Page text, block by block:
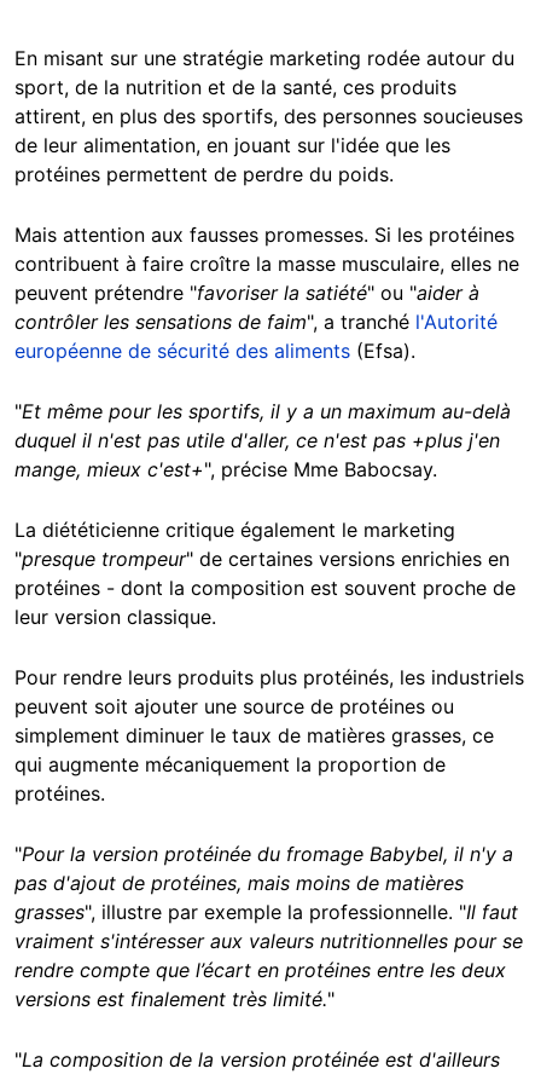
En misant sur une stratégie marketing rodée autour du
sport, de la nutrition et de la santé, ces produits
attirent, en plus des sportifs, des personnes soucieuses
de leur alimentation, en jouant sur l'idée que les
protéines permettent de perdre du poids.
Mais attention aux fausses promesses. Si les protéines
contribuent à faire croître la masse musculaire, elles ne
peuvent prétendre "favoriser la satiété" ou "aider à
contrôler les sensations de faim", a tranché l'Autorité
européenne de sécurité des aliments (Efsa).
"Et même pour les sportifs, il y a un maximum au-delà
duquel il n'est pas utile d'aller, ce n'est pas +plus j'en
mange, mieux c'est+", précise Mme Babocsay.
La diététicienne critique également le marketing
"presque trompeur" de certaines versions enrichies en
protéines - dont la composition est souvent proche de
leur version classique.
Pour rendre leurs produits plus protéinés, les industriels
peuvent soit ajouter une source de protéines ou
simplement diminuer le taux de matières grasses, ce
qui augmente mécaniquement la proportion de
protéines.
"Pour la version protéinée du fromage Babybel, il n'y a
pas d'ajout de protéines, mais moins de matières
grasses", illustre par exemple la professionnelle. "Il faut
vraiment s'intéresser aux valeurs nutritionnelles pour se
rendre compte que l’écart en protéines entre les deux
versions est finalement très limité."
"La composition de la version protéinée est d'ailleurs